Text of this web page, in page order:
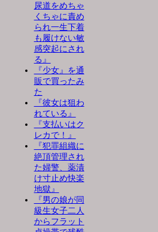
尿道をめちゃ
くちゃに責め
られ一生下着
も履けない敏
感突起にされ
る』
『少女』を通
販で買ったみ
た
『彼女は狙わ
れている』
『支払いはク
レカで！』
『犯罪組織に
絶頂管理され
た婦警、薬漬
け寸止め快楽
地獄』
『男の娘が同
級生女子二人
からフラット